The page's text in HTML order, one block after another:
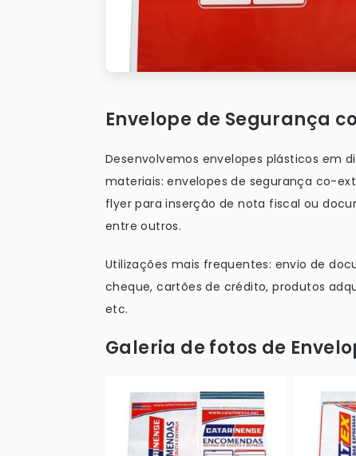
Envelope de Segurança
Desenvolvemos envelopes plásticos em
materiais: envelopes de segurança co-
flyer para inserção de nota fiscal ou
entre outros.
Utilizações mais frequentes: envio de
cheque, cartões de crédito, produtos
etc.
Galeria de fotos de